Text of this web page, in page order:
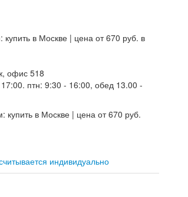
офис 518
птн: 9:30 - 16:00, обед 13.00 -
индивидуально